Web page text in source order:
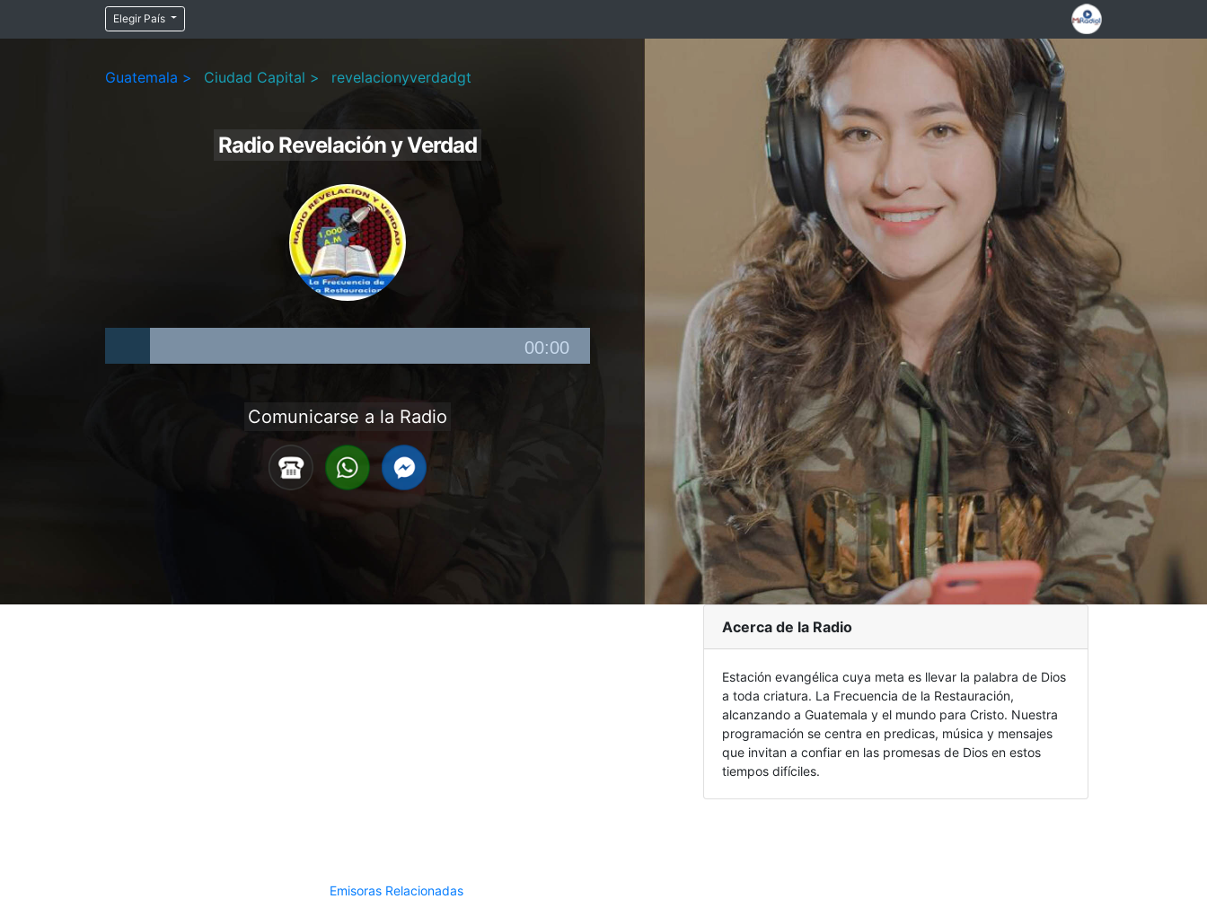
Elegir País
Guatemala > Ciudad Capital > revelacionyverdadgt
Radio Revelación y Verdad
Player
00:00
Comunicarse a la Radio
Emisoras Relacionadas
Acerca de la Radio
Estación evangélica cuya meta es llevar la palabra de Dios
a toda criatura. La Frecuencia de la Restauración,
alcanzando a Guatemala y el mundo para Cristo. Nuestra
programación se centra en predicas, música y mensajes
que invitan a confiar en las promesas de Dios en estos
tiempos difíciles.